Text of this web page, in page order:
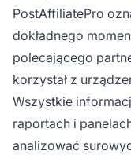
PostAffiliatePro
dokładnego
polecającego
korzystał z
Wszystkie
raportach i
analizować